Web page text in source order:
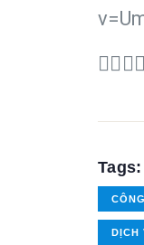
 
Tags:
DỊCH